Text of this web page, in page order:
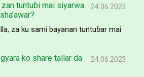
24.06.2023
zan tuntuɓi mai siyarwa
za ku sami bayanan tuntuɓar mai
24.06.2023
ko share tallar da